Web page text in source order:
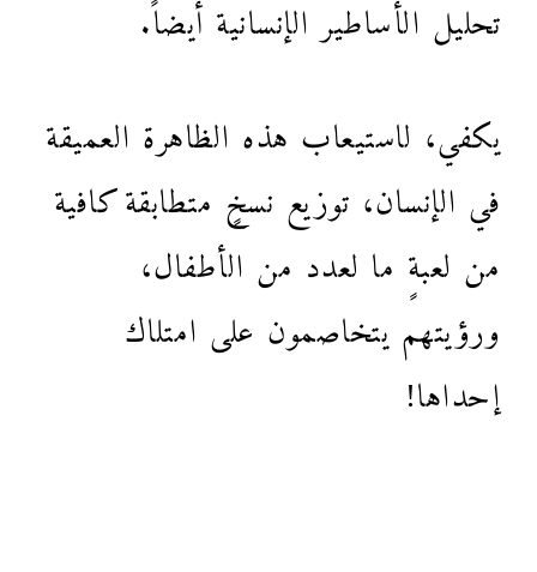
يكفي، لاستيعاب هذه الظاهرة العميقة
في الإنسان، توزيع نسخٍ متطابقة كافية
من لعبةٍ ما لعدد من الأطفال،
ورؤيتهم يتخاصمون على امتلاك
إحداها!